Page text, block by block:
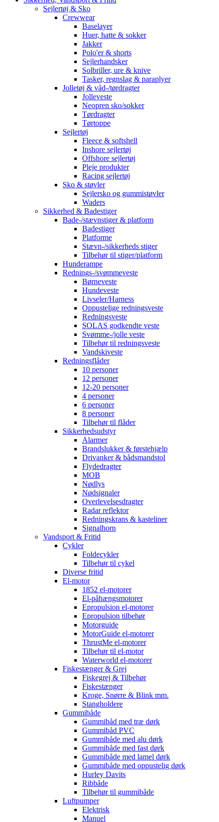
Sejlertøj & Sko
Crewwear
Baselayer
Huer, hatte & sokker
Jakker
Polo'er & shorts
Sejlerhandsker
Solbriller, ure & knive
Tasker, regnslag & paraplyer
Jolletøj & våd-/tørdragter
Jolleveste
Neopren sko/sokker
Tørdragter
Tørtoppe
Sejlertøj
Fleece & softshell
Inshore sejlertøj
Offshore sejlertøj
Pleje produkter
Racing sejlertøj
Sko & støvler
Sejlersko og gummistøvler
Waders
Sikkerhed & Badestiger
Bade-/stævnstiger & platform
Badestiger
Platforme
Stævn-/sikkerheds stiger
Tilbehør til stiger/platform
Hunderampe
Rednings-/svømmeveste
Børneveste
Hundeveste
Livseler/Harness
Oppustelige redningsveste
Redningsveste
SOLAS godkendte veste
Svømme-/jolle veste
Tilbehør til redningsveste
Vandskiveste
Redningsflåder
10 personer
12 personer
12-20 personer
4 personer
6 personer
8 personer
Tilbehør til flåder
Sikkerhedsudstyr
Alarmer
Brandslukker & førstehjælp
Drivanker & bådsmandstol
Flydedragter
MOB
Nødlys
Nødsignaler
Overlevelsesdragter
Radar reflektor
Redningskrans & kasteliner
Signalhorn
Vandsport & Fritid
Cykler
Foldecykler
Tilbehør til cykel
Diverse fritid
El-motor
1852 el-motorer
El-påhængsmotorer
Epropulsion el-motorer
Epropulsion tilbehør
Motorguide
MotorGuide el-motorer
ThrustMe el-motorer
Tilbehør til el-motor
Waterworld el-motorer
Fiskestænger & Grej
Fiskegrej & Tilbehør
Fiskestænger
Kroge, Snørre & Blink mm.
Stangholdere
Gummibåde
Gummibåd med træ dørk
Gummibåd PVC
Gummibåde med alu dørk
Gummibåde med fast dørk
Gummibåde med lamel dørk
Gummibåde med oppustelig dørk
Hurley Davits
Ribbåde
Tilbehør til gummibåde
Luftpumper
Elektrisk
Manuel